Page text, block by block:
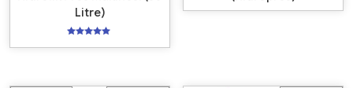
Litre)
üzerinden